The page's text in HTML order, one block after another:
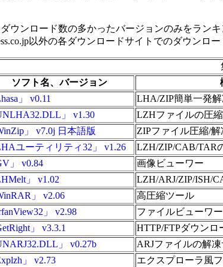
ンロード数の多かったバージョンのみをランキ
以外の各ダウンロードサイトでのダウンロー
ソフト名、バージョン
」 v0.11 LHA/ZIP簡単一発解
」 v1.30 LZHファイルの圧
」 v7.0j 日本語版 ZIPファイル圧縮/解
ユーティリティ32」 v1.26 LZH/ZIP/CAB/TAR
」 v0.84 画像ビューワー
」 v1.02 LZH/ARJ/ZIP/ISH/
」 v2.06 高圧縮ツール
」 v2.98 ファイルビューワー
」 v3.3.1 HTTP/FTPダウンロ
」 v0.27b ARJファイルの解
」 v2.73 エクスプローラ風